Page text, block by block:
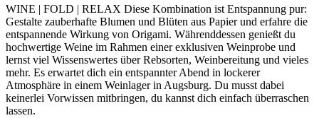
WINE | FOLD | RELAX Diese Kombination ist Entspannung pur:
Gestalte zauberhafte Blumen und Blüten aus Papier und erfahre die
entspannende Wirkung von Origami. Währenddessen genießt du
hochwertige Weine im Rahmen einer exklusiven Weinprobe und
lernst viel Wissenswertes über Rebsorten, Weinbereitung und vieles
mehr. Es erwartet dich ein entspannter Abend in lockerer
Atmosphäre in einem Weinlager in Augsburg. Du musst dabei
keinerlei Vorwissen mitbringen, du kannst dich einfach überraschen
lassen.